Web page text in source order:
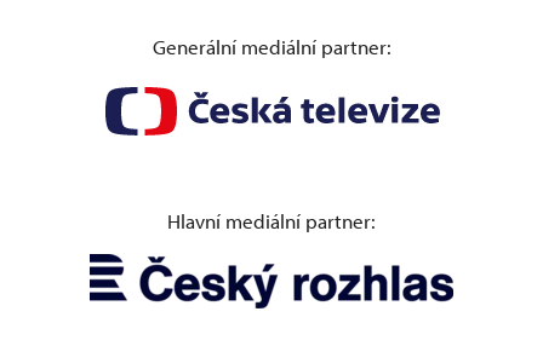
Generální mediální partner:
Hlavní mediální partner: